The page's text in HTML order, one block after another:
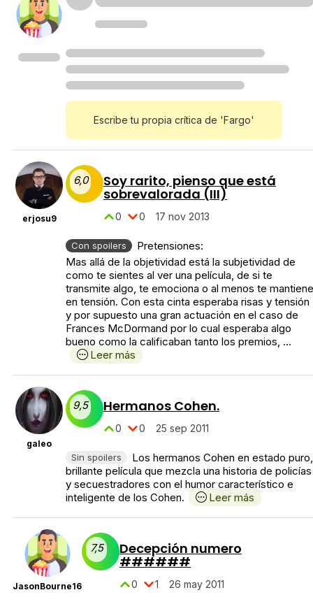
Escribe tu propia crítica de 'Fargo'
erjosu9
6,0 Soy rarito, pienso que está
sobrevalorada (III)
0 0 17 nov 2013
Con spoilers
Pretensiones:
Mas allá de la objetividad está la subjetividad de
como te sientes al ver una película, de si te
transmite algo, te emociona o al menos te mantiene
en tensión. Con esta cinta esperaba risas y tensión
y por supuesto una gran actuación en el caso de
Frances McDormand por lo cual esperaba algo
bueno como la calificaban tanto los premios, ...
Leer más
galeo
9,5 Hermanos Cohen.
0 0 25 sep 2011
Sin spoilers
Los hermanos Cohen en estado puro,
brillante película que mezcla una historia de policías
y secuestradores con el humor característico e
inteligente de los Cohen.
Leer más
JasonBourne16
7,5 Decepción numero
######
0 1 26 may 2011